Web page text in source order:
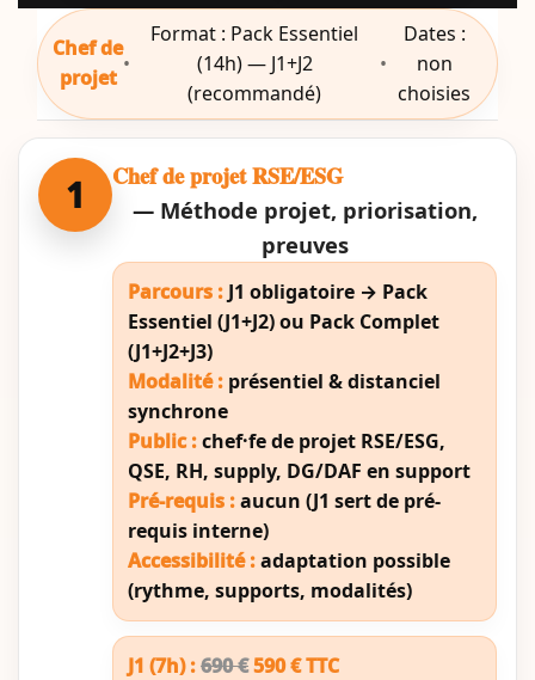
Chef de
projet
•
Format : Pack Essentiel
(14h) — J1+J2
(recommandé)
•
Dates :
non
choisies
1 Chef de projet RSE/ESG
— Méthode projet, priorisation,
preuves
Parcours : J1 obligatoire → Pack
Essentiel (J1+J2) ou Pack Complet
(J1+J2+J3)
Modalité : présentiel & distanciel
synchrone
Public :chef·fe de projet RSE/ESG,
QSE, RH, supply, DG/DAF en support
Pré-requis :aucun (J1 sert de pré-
requis interne)
Accessibilité :adaptation possible
(rythme, supports, modalités)
J1 (7h) :690 €590 € TTC